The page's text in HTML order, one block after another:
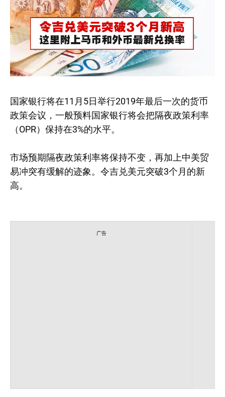
国家银行将在11月5日举行2019年最后一次的货币
政策会议，一般预料国家银行将会把隔夜政策利率
（OPR）保持在3%的水平。
市场预期隔夜政策利率将保持不变，再加上中美贸
易冲突有缓解的迹象。令吉兑美元突破3个月的新
高。
广告